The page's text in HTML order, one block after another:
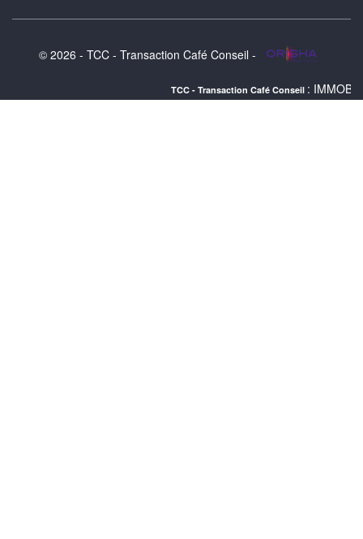
© 2026 - TCC - Transaction Café Conseil -
TCC - Transaction Café Conseil : IMMOBILIER